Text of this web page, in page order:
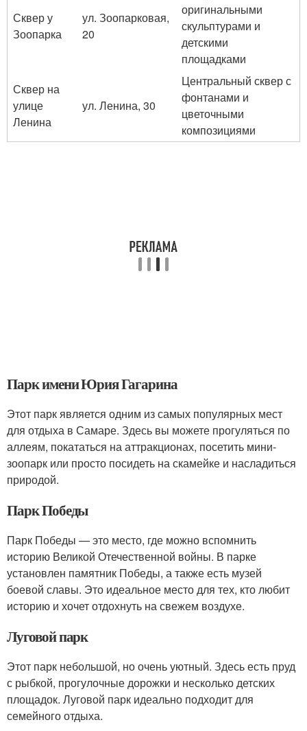
Сквер у
Зоопарка
ул. Зоопарковая,
20
оригинальными
скульптурами и
детскими
площадками
Сквер на
улице
Ленина
ул. Ленина, 30
Центральный сквер с
фонтанами и
цветочными
композициями
Парк имени Юрия Гагарина
Этот парк является одним из самых популярных мест
для отдыха в Самаре. Здесь вы можете прогуляться по
аллеям, покататься на аттракционах, посетить мини-
зоопарк или просто посидеть на скамейке и насладиться
природой.
Парк Победы
Парк Победы — это место, где можно вспомнить
историю Великой Отечественной войны. В парке
установлен памятник Победы, а также есть музей
боевой славы. Это идеальное место для тех, кто любит
историю и хочет отдохнуть на свежем воздухе.
Луговой парк
Этот парк небольшой, но очень уютный. Здесь есть пруд
с рыбкой, прогулочные дорожки и несколько детских
площадок. Луговой парк идеально подходит для
семейного отдыха.